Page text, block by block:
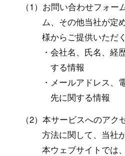
お問い合わせフォー
ム、その他当社が定
様からご提供いただ
会社名、氏名、経
する情報
メールアドレス、
先に関する情報
本サービスへのアク
方法に関して、当社
本ウェブサイトでは